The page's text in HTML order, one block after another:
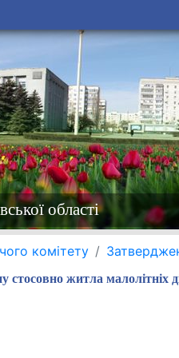
області
комітету
стосовно житла